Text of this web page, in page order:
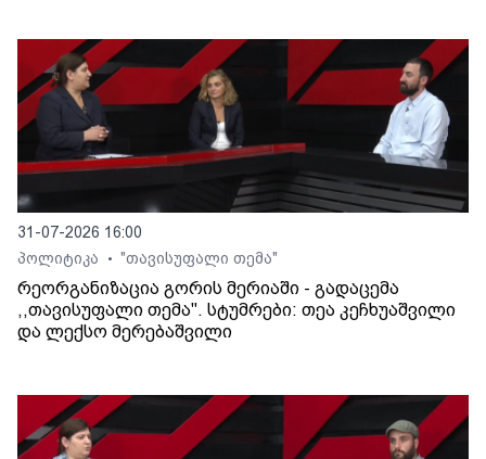
31-07-2026 16:00
პოლიტიკა
• "თავისუფალი თემა"
რეორგანიზაცია გორის მერიაში - გადაცემა
,,თავისუფალი თემა". სტუმრები: თეა კეჩხუაშვილი
და ლექსო მერებაშვილი